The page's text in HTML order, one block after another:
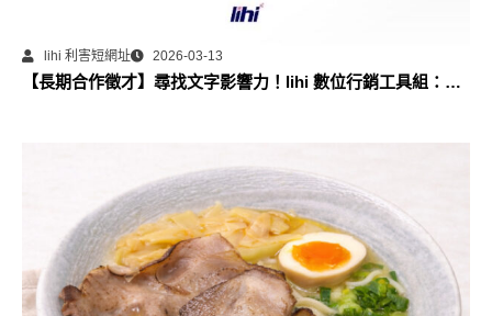
lihi 利害短網址 2026-03-13
【長期合作徵才】尋找文字影響力！lihi 數位行銷工具組：部